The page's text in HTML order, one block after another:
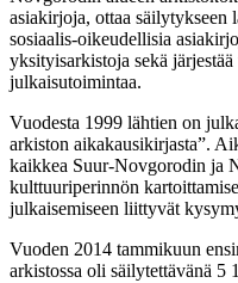
asiakirjoja, ottaa säilytykseen
sosiaalis-oikeudellisia
yksityisarkistoja sekä
julkaisutoimintaa.
Vuodesta 1999 lähtien on
arkiston aikakausikirjasta”.
kaikkea Suur-Novgorodin ja
kulttuuriperinnön
julkaisemiseen liittyvät
Vuoden 2014 tammikuun
arkistossa oli säilytettävänä 5